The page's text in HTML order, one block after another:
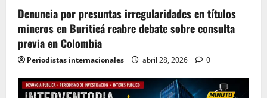
Denuncia por presuntas irregularidades en títulos
mineros en Buriticá reabre debate sobre consulta
previa en Colombia
Periodistas internacionales abril 28, 2026 0